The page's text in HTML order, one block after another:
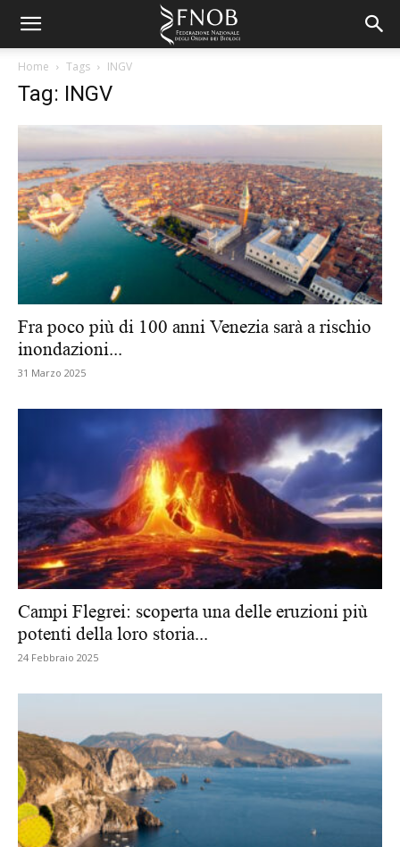
Home Tags INGV
Tag: INGV
Fra poco più di 100 anni Venezia sarà a rischio
inondazioni...
31 Marzo 2025
Campi Flegrei: scoperta una delle eruzioni più
potenti della loro storia...
24 Febbraio 2025